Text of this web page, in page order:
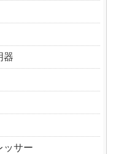
器
ッサー